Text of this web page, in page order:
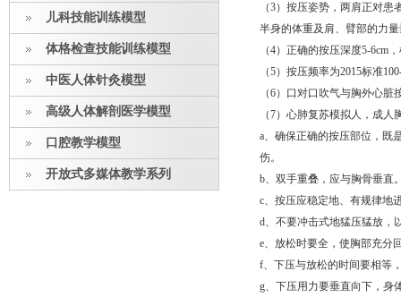
儿科技能训练模型
体格检查技能训练模型
中医人体针灸模型
高级人体解剖医学模型
口腔教学模型
开放式多媒体教学系列
（3）按压姿势，两肩正对
半身的体重及肩、臂部的力
（4）正确的按压深度5-6cm
（5）按压频率为2015标准
（6）口对口吹气与胸外心
（7）心肺复苏模拟人，成
a、确保正确的按压部位，既
伤。
b、双手重叠，应与胸骨垂直
c、按压应稳定地、有规律地
d、不要冲击式地猛压猛放，
e、放松时要全，使胸部充分
f、下压与放松的时间要相等
g、下压用力要垂直向下，身